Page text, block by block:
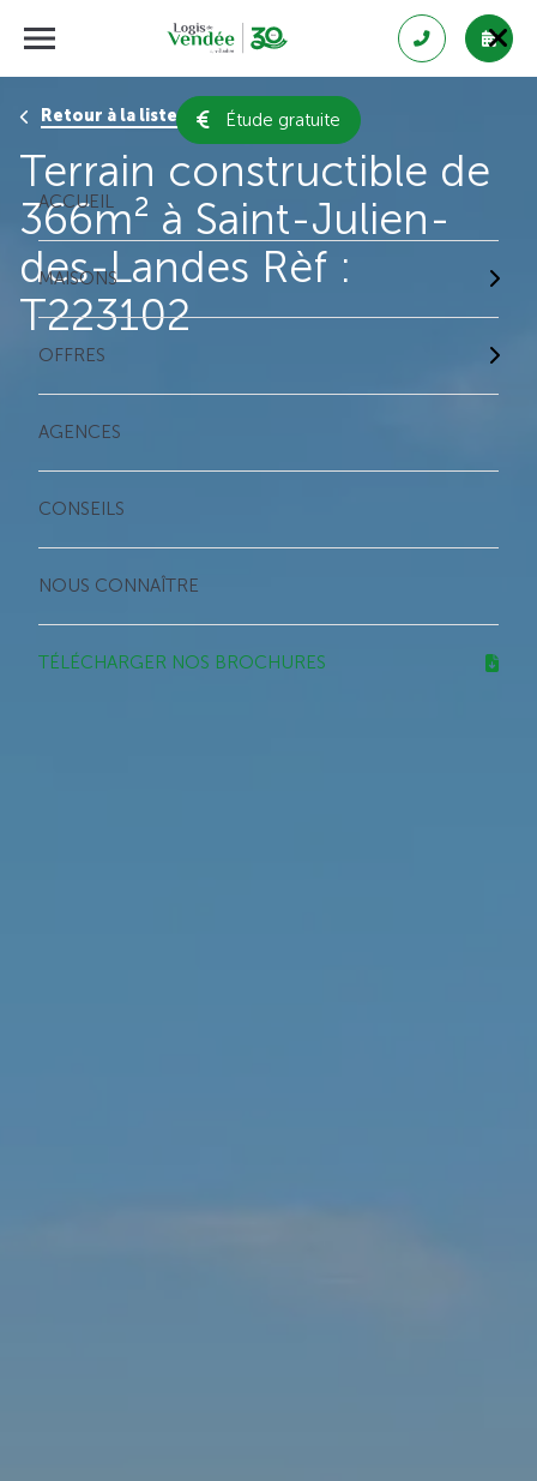
Étude gratuite
ACCUEIL
MAISONS
OFFRES
AGENCES
CONSEILS
NOUS CONNAÎTRE
TÉLÉCHARGER NOS BROCHURES
Retour à la liste des résultats
Terrain constructible de
366m² à Saint-Julien-
des-Landes Rèf :
T223102